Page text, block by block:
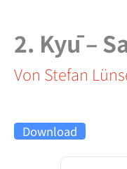
2. Kyū –
Von Stefan
Download